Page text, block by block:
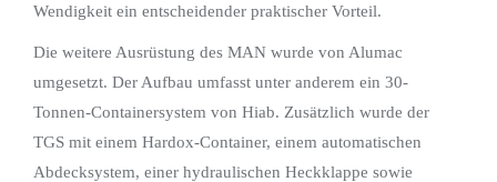
Wendigkeit ein entscheidender praktischer Vorteil.
Die weitere Ausrüstung des MAN wurde von Alumac
umgesetzt. Der Aufbau umfasst unter anderem ein 30-
Tonnen-Containersystem von Hiab. Zusätzlich wurde der
TGS mit einem Hardox-Container, einem automatischen
Abdecksystem, einer hydraulischen Heckklappe sowie